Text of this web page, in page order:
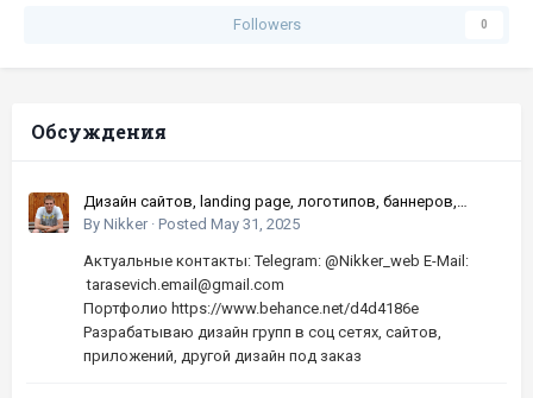
Followers 0
Обсуждения
Дизайн сайтов, landing page, логотипов, баннеров,
шапок | Высокое качество, по хорошей цене
By Nikker · Posted May 31, 2025
Актуальные контакты: Telegram: @Nikker_web E-Mail:
tarasevich.email@gmail.com
Портфолио https://www.behance.net/d4d4186e
Разрабатываю дизайн групп в соц сетях, сайтов,
приложений, другой дизайн под заказ